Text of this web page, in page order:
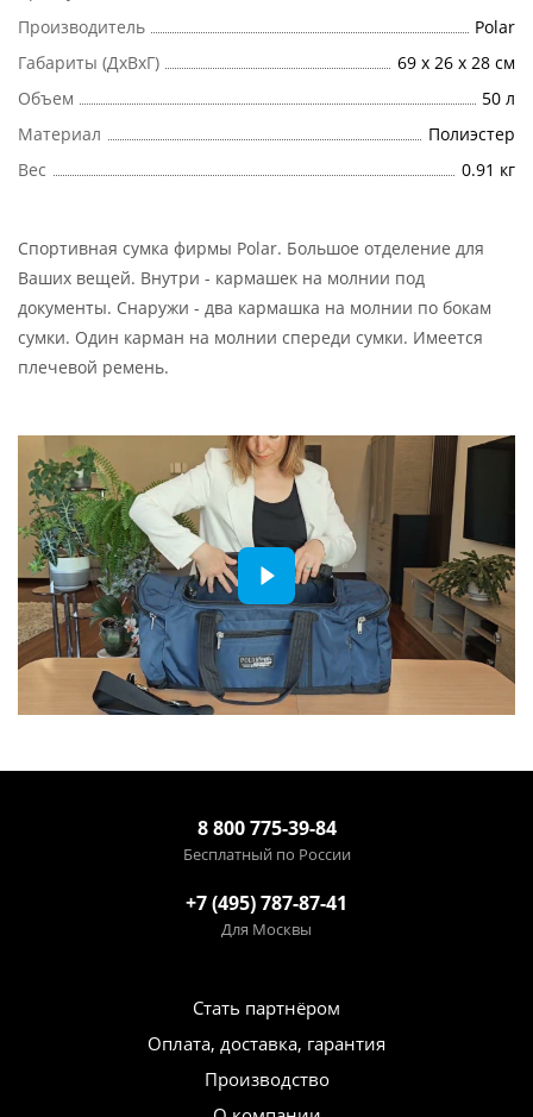
Производитель
Polar
Габариты (ДхВхГ)
69 х 26 х 28 см
Объем
50 л
Материал
Полиэстер
Вес
0.91 кг
Спортивная сумка фирмы Polar. Большое отделение для
Ваших вещей. Внутри - кармашек на молнии под
документы. Снаружи - два кармашка на молнии по бокам
сумки. Один карман на молнии спереди сумки. Имеется
плечевой ремень.
8 800 775-39-84
Бесплатный по России
+7 (495) 787-87-41
Для Москвы
Стать партнёром
Оплата, доставка, гарантия
Производство